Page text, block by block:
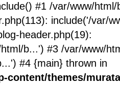
#1 /var/www/html/
include('/var/
header.php(19):
b...') #3 /var/www/
#4 {main} thrown in
content/themes/